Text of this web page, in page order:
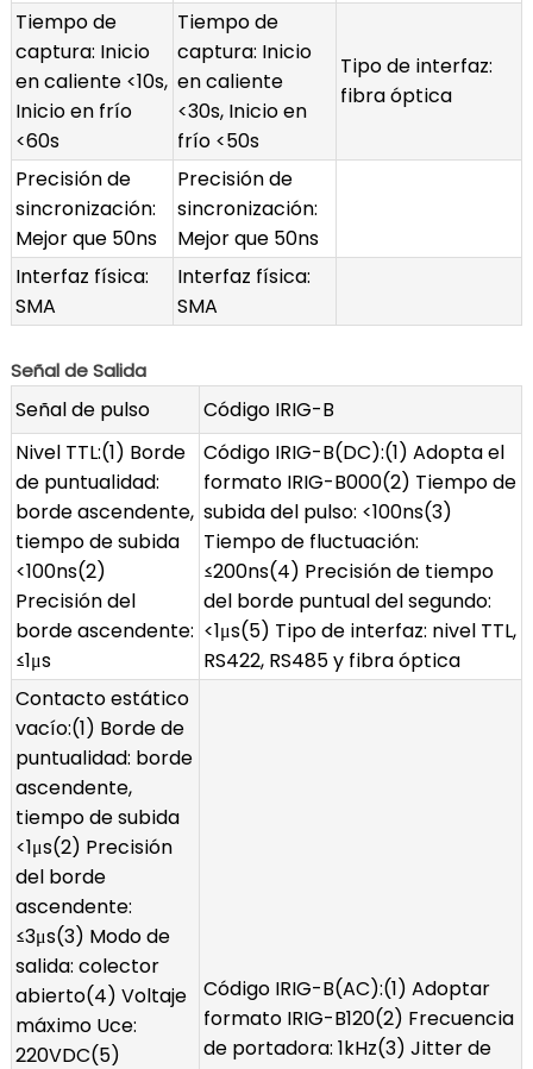
Tiempo de
captura: Inicio
en caliente <10s,
Inicio en frío
<60s
Tiempo de
captura: Inicio
en caliente
<30s, Inicio en
frío <50s
Tipo de interfaz:
fibra óptica
Precisión de
sincronización:
Mejor que 50ns
Precisión de
sincronización:
Mejor que 50ns
Interfaz física:
SMA
Interfaz física:
SMA
Señal de Salida
Señal de pulso
Código IRIG-B
Nivel TTL:(1) Borde
de puntualidad:
borde ascendente,
tiempo de subida
<100ns(2)
Precisión del
borde ascendente:
≤1μs
Código IRIG-B(DC):(1) Adopta el
formato IRIG-B000(2) Tiempo de
subida del pulso: <100ns(3)
Tiempo de fluctuación:
≤200ns(4) Precisión de tiempo
del borde puntual del segundo:
<1μs(5) Tipo de interfaz: nivel TTL,
RS422, RS485 y fibra óptica
Contacto estático
vacío:(1) Borde de
puntualidad: borde
ascendente,
tiempo de subida
<1μs(2) Precisión
del borde
ascendente:
≤3μs(3) Modo de
salida: colector
abierto(4) Voltaje
máximo Uce:
220VDC(5)
Código IRIG-B(AC):(1) Adoptar
formato IRIG-B120(2) Frecuencia
de portadora: 1kHz(3) Jitter de